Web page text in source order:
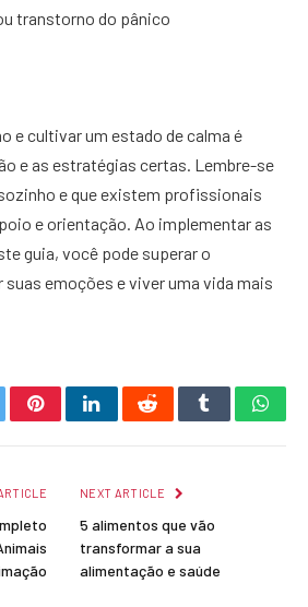
transtorno do pânico
e cultivar um estado de calma é
e as estratégias certas. Lembre-se
e que existem profissionais
e orientação. Ao implementar as
guia, você pode superar o
emoções e viver uma vida mais
PinterestLinkedInRedditTumblr
NEXT ARTICLE
5 alimentos que vão
transformar a sua
alimentação e saúde